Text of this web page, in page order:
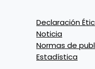
Declaración
Noticia
Normas de
Estadística